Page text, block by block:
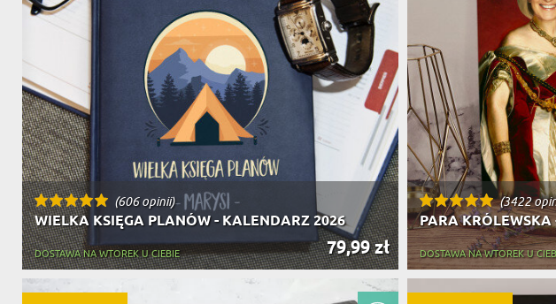
(606 opinii)
WIELKA KSIĘGA PLANÓW - KALENDARZ 2026
79,99 zł
DOSTAWA NA WTOREK U CIEBIE
(3422
PARA KRÓLEWSKA
DOSTAWA NA WTOREK U